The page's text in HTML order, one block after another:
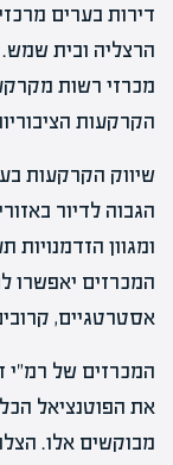
דירות בערים
הרצליה ובית
מכרזי רשות
הקרקעות
שיווק הקרקעות
הגבוה לדיור
ומגוון
המכרזים יאפשרו
אסטרטגיים,
המכרזים של רמ"י
את הפוטנציאל
מבוקשים אלו.